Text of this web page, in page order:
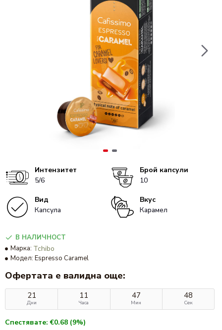
Интензитет
5/6
Брой капсули
10
Вид
Капсула
Вкус
Карамел
В НАЛИЧНОСТ
Марка: Tchibo
Модел: Espresso Caramel
Офертата е валидна още:
21
Дни
11
Часа
47
Мин
48
Сек
Спестявате: €0.68 (9%)